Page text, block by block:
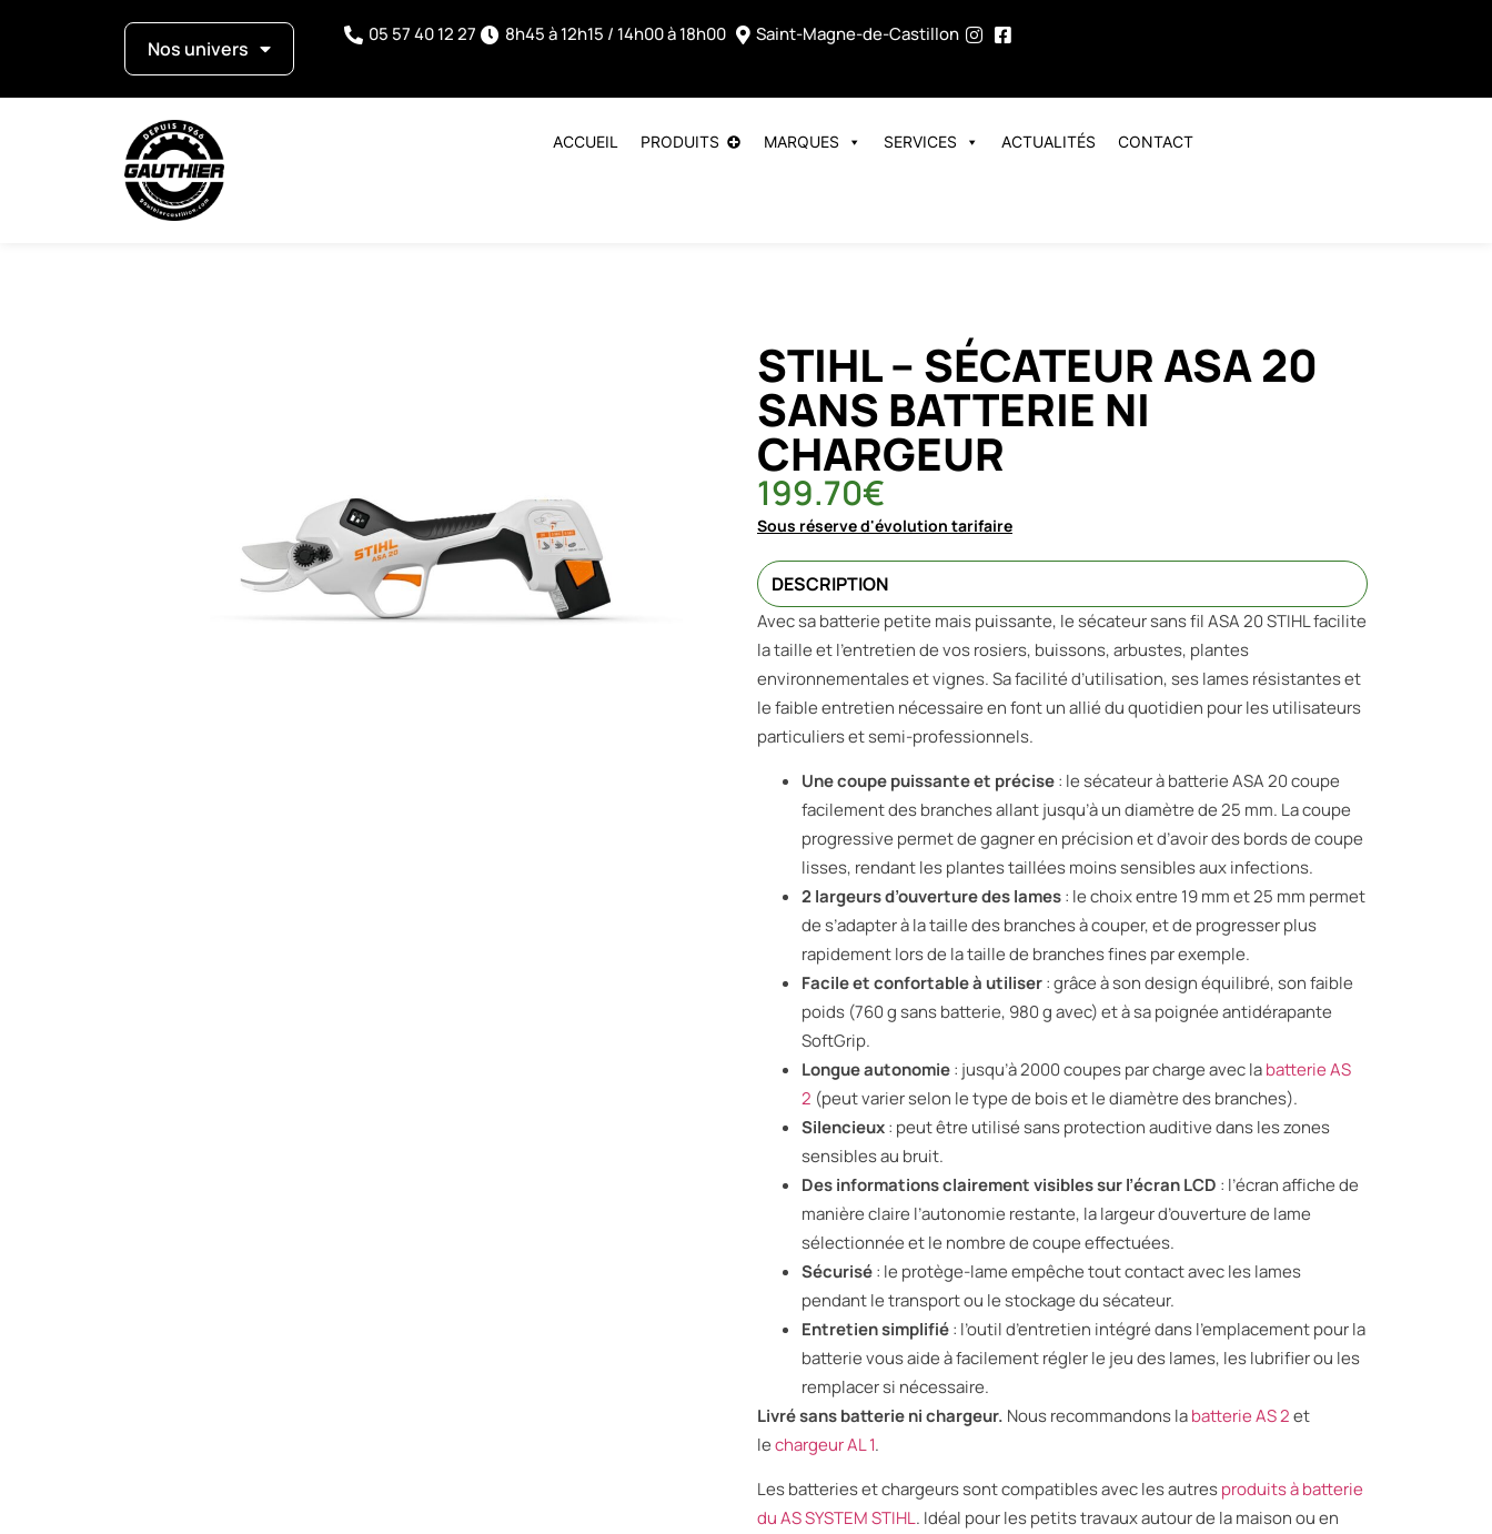
Nos univers
05 57 40 12 27 8h45 à 12h15 / 14h00 à 18h00 Saint-Magne-de-Castillon
ACCUEIL PRODUITS MARQUES SERVICES ACTUALITÉS CONTACT
STIHL – SÉCATEUR ASA 20
SANS BATTERIE NI
CHARGEUR
199.70€
Sous réserve d'évolution tarifaire
DESCRIPTION
Avec sa batterie petite mais puissante, le sécateur sans fil ASA 20 STIHL facilite
la taille et l’entretien de vos rosiers, buissons, arbustes, plantes
environnementales et vignes. Sa facilité d’utilisation, ses lames résistantes et
le faible entretien nécessaire en font un allié du quotidien pour les utilisateurs
particuliers et semi-professionnels.
Une coupe puissante et précise: le sécateur à batterie ASA 20 coupe
facilement des branches allant jusqu’à un diamètre de 25 mm. La coupe
progressive permet de gagner en précision et d’avoir des bords de coupe
lisses, rendant les plantes taillées moins sensibles aux infections.
2 largeurs d’ouverture des lames: le choix entre 19 mm et 25 mm permet
de s’adapter à la taille des branches à couper, et de progresser plus
rapidement lors de la taille de branches fines par exemple.
Facile et confortable à utiliser: grâce à son design équilibré, son faible
poids (760 g sans batterie, 980 g avec) et à sa poignée antidérapante
SoftGrip.
Longue autonomie: jusqu’à 2000 coupes par charge avec labatterie AS
2 (peut varier selon le type de bois et le diamètre des branches).
Silencieux: peut être utilisé sans protection auditive dans les zones
sensibles au bruit.
Des informations clairement visibles sur l’écran LCD : l’écran affiche de
manière claire l’autonomie restante, la largeur d’ouverture de lame
sélectionnée et le nombre de coupe effectuées.
Sécurisé: le protège-lame empêche tout contact avec les lames
pendant le transport ou le stockage du sécateur.
Entretien simplifié: l’outil d’entretien intégré dans l’emplacement pour la
batterie vous aide à facilement régler le jeu des lames, les lubrifier ou les
remplacer si nécessaire.
Livré sans batterie ni chargeur. Nous recommandons labatterie AS 2et
lechargeur AL 1.
Les batteries et chargeurs sont compatibles avec les autresproduitsà batterie
du AS SYSTEM STIHL. Idéal pour les petits travaux autour de la maison ou en